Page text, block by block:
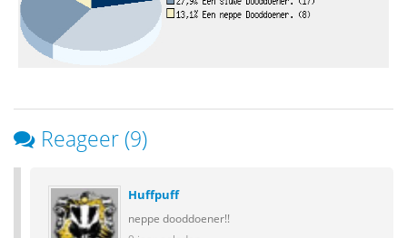
Reageer (9)
Huffpuff
neppe dooddoener!!